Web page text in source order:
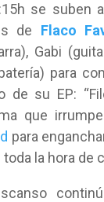
se suben
de Flaco
Gabi
para
de su EP:
que
para
la hora de